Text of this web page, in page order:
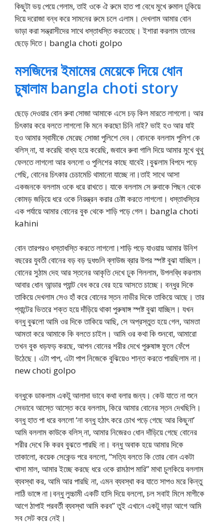
কিছুটা ভয় পেয়ে গেলাম, তাই ওকে ঐ রুমে হাত পা বেধে মুখে রুমাল ঢুকিয়ে
দিয়ে দরোজা বন্ধ করে সামনের রুমে চলে এলাম। দেখলাম আমার বোন
ভাড়া করা সন্ত্রাসীদের সাথে ধস্তাধস্তি করতেছে। ইশারা করলাম তাদের
ছেড়ে দিতে। bangla choti golpo
মসজিদের ইমামের মেয়েকে দিয়ে ধোন
চুষালাম bangla choti story
ছেড়ে দেওয়ার বোন রুবা সোজা আমাকে এসে চড় কিল মারতে লাগলো। আর
চিৎকার করে বলতে লাগলো কি মনে করছো চিনি নাই? ভাই হও আর যাই
হও আমার স্বামীকে মেরেছ সোজা পুলিশে দেব। বোনকে বললাম পুলিশ কে
বলিস্‌ না, যা করেছি বাধ্য হয়ে করেছি, জবাবে রুবা গালি দিয়ে আমার মুখে থুথু
ফেলতে লাগলো আর বললো ও পুলিশের কাছে যাবেই।বুঝলাম বিপদে পড়ে
গেছি, বোনের চিৎকার চেচামেচি থামানো যাচ্ছে না।তাই সাথে আসা
একজনকে বললাম ওকে ধরে রাখতে। যাকে বললাম সে রুবাকে পিছন থেকে
কোমড় জড়িয়ে ধরে ওকে নিয়ন্ত্রন করার চেষ্টা করতে লাগলো। ধস্তাধস্তির
এক পর্যায়ে আমার বোনের বুক থেকে শাড়ি পড়ে গেল। bangla choti
kahini
বোন তারপরও ধস্তাধস্তি করতে লাগলো।শাড়ি পড়ে যাওয়ায় আমার উনিশ
বছরের যুবতী বোনের বড় বড় দুধগুলি ব্লাউজ ব্রার উপর স্পষ্ট বুঝা যাচ্ছিল।
বোনের সুঠাম দেহ আর স্তনের আকৃতি দেখে ঢুক গিললাম, উপলব্ধি করলাম
আবার ধোন আন্ডার প্যান্ট বেধ করে বের হয়ে আসতে চাচ্ছে। বন্ধুর দিকে
তাকিয়ে দেখলাম সেও হাঁ করে বোনের স্তন নাভীর দিকে তাকিয়ে আছে। তার
প্যান্টের ভিতরে শক্ত হয়ে দাঁড়িয়ে থাকা পুরুষাঙ্গ স্পষ্ট বুঝা যাচ্ছিল। যখন
বন্ধু বুঝলো আমি ওর দিকে তাকিয়ে আছি, সে অপ্রস্তুত হয়ে গেল, আমতা
আমতা করে আমাকে কি বলতে চাইল। আমি ওর কথা কি শুনবো, আমারো
তখন বুক ধড়ফড় করছে, আপন বোনের শরীর দেখে পুরুষাঙ্গ ফুলে ফেঁপে
উঠেছে। এটা পাপ, এটা পাপ নিজেকে বুঝিয়েও শান্ত করতে পারছিলাম না।
new choti golpo
বন্ধুকে ডাকলাম একটু আলাদা ভাবে কথা বলার জন্য। কেউ যাতে না শুনে
সেভাবে আস্তে আস্তে করে বললাম, কিরে আমার বোনের স্তন দেখছিলি।
বন্ধু হাত পা ধরে বললো ‘না বন্ধু হঠাৎ করে চোখ পড়ে গেছে আর কিছুনা’
আমি বললাম কাউকে বলিস্‌ না, আমার নিজেরও ধোন দাঁড়িয়ে গেছে বোনের
শরীর দেখে কি করব বুঝতে পারছি না। বন্ধু অবাক হয়ে আমার দিকে
তাকালো, কয়েক সেকেন্ড পরে বললো, ”সত্যি বলতে কি তোর বোন একটা
খাসা মাল, আমার ইচ্ছে করছে ধরে ওকে রামঠাপ মারি” মাথা চুলকিয়ে বললাম
ব্যবস্থা কর, আমি আর পারছি না, এমন ব্যবস্থা কর যাতে সাপও মরে কিন্তু
লাঠি ভাঙ্গে না।বন্ধু লুচ্চামী একটি হাসি দিয়ে বললো, চল সবাই মিলে মাগীকে
আগে ঠাপাই পরবর্তী ব্যবস্থা আমি করব” তুই এখানে একটু দাড়া আগে আমি
সব সেট করে নেই।